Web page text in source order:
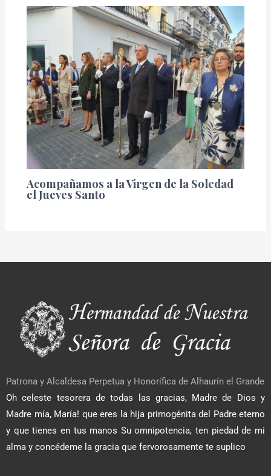
Acompañamos a la Virgen de la Soledad
el Jueves Santo
Patrona y Alcaldesa Perpetua y Honorífica de Alhaurín el Grande
Oh celeste tesorera de todas las gracias, Madre de Dios y
Madre mía, María! que eres la hija primogénita del Padre eterno
y que tienes en tus manos Su omnipotencia, ten piedad de mi
alma y concédeme la gracia que fervorosamente te suplico